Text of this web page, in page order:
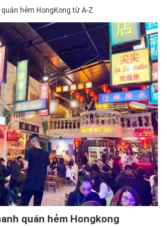
hẻm HongKong từ A-Z
quán hẻm Hongkong